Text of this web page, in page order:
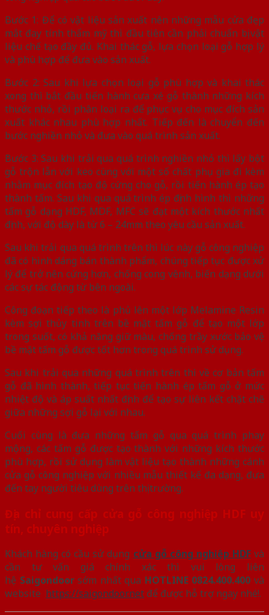
Bước 1: Để có vật liệu sản xuất nên những mẫu cửa đẹp
mắt đay tính thẩm mỹ thì đầu tiên cần phải chuẩn bị vật
liệu chế tạo đầy đủ. Khai thác gỗ, lựa chọn loại gỗ hợp lý
và phù hợp để đưa vào sản xuất.
Bước 2: Sau khi lựa chọn loại gỗ phù hợp và khai thác
xong thì bắt đầu tiến hành cưa xé gỗ thành những kích
thước nhỏ, rồi phân loại ra để phục vụ cho mục đích sản
xuất khác nhau phù hợp nhất. Tiếp đến là chuyển đến
bước nghiền nhỏ và đưa vào quá trình sản xuất.
Bước 3: Sau khi trải qua quá trình nghiền nhỏ thì lấy bột
gỗ trộn lẫn với keo cùng với một số chất phụ gia đi kèm
nhằm mục đích tạo độ cứng cho gỗ, rồi tiến hành ép tạo
thành tấm. Sau khi qua quá trình ép định hình thì những
tấm gỗ dạng HDF, MDF, MFC sẽ đạt một kích thước nhất
định, với độ dày là từ 6 – 24mm theo yêu cầu sản xuất.
Sau khi trải qua quá trình trên thì lúc này gỗ công nghiệp
đã có hình dáng bán thành phẩm, chúng tiếp tục được xử
lý để trở nên cứng hơn, chống cong vênh, biến dạng dưới
các sự tác động từ bên ngoài.
Công đoạn tiếp theo là phủ lên một lớp Melamine Resin
kèm sợi thủy tinh trên bề mặt tấm gỗ để tạo một lớp
trong suốt, có khả năng giữ màu, chống trầy xước bảo vệ
bề mặt tấm gỗ được tốt hơn trong quá trình sử dụng.
Sau khi trải qua những quá trình trên thì về cơ bản tấm
gỗ đã hình thành, tiếp tục tiến hành ép tấm gỗ ở mức
nhiệt độ và áp suất nhất định để tạo sự liên kết chặt chẽ
giữa những sợi gỗ lại với nhau.
Cuối cùng là đưa những tấm gỗ qua quá trình phay
mộng, các tấm gỗ được tạo thành với những kích thước
phù hợp, rồi sử dụng làm vật liệu tạo thành những cánh
cửa gỗ công nghiệp với nhiều mẫu thiết kế đa dạng, đưa
đến tay người tiêu dùng trên thị trường.
Địa chỉ cung cấp cửa gỗ công nghiệp HDF uy
tín, chuyên nghiệp
Khách hàng có cầu sử dụng cửa gỗ công nghiệp HDFvà
cần tư vấn giá chính xác thì vui lòng liên
hệ Saigondoorsớm nhất qua HOTLINE 0824.400.400 và
website https://saigondoor.net để được hỗ trợ ngay nhé!.